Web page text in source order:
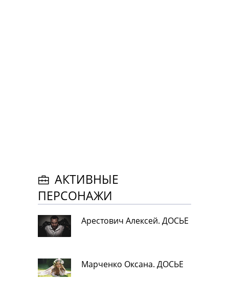
АКТИВНЫЕ
ПЕРСОНАЖИ
Арестович Алексей. ДОСЬЕ
Марченко Оксана. ДОСЬЕ